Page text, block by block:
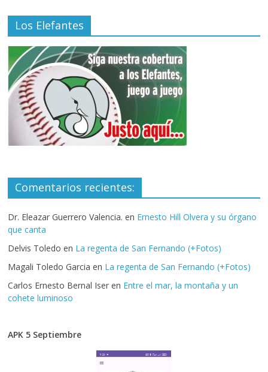
Los Elefantes
Comentarios recientes:
Dr. Eleazar Guerrero Valencia. en Ernesto Hill Olvera y su órgano
que canta
Delvis Toledo en La regenta de San Fernando (+Fotos)
Magali Toledo Garcia en La regenta de San Fernando (+Fotos)
Carlos Ernesto Bernal Iser en Entre el mar, la montaña y un
cohete luminoso
APK 5 Septiembre